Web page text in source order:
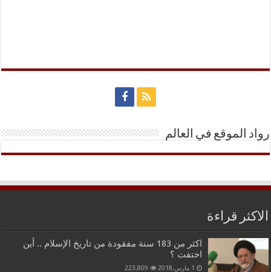
رواد الموقع في العالم
الاكثر قراءة
اكثر من 183 سنة مفقودة من تاريخ الإسلام .. أين
اختفت ؟
1 مارس,2018 223,809